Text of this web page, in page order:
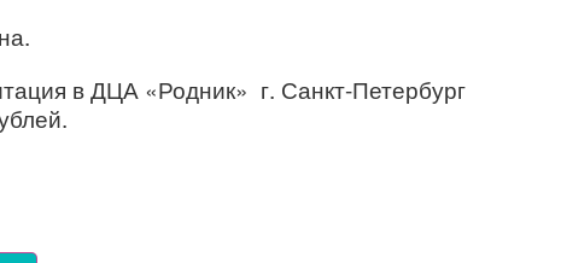
в ДЦА «Родник» г. Санкт-Петербург